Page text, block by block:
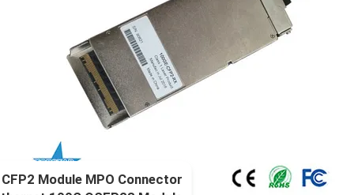
Module MPO Connector